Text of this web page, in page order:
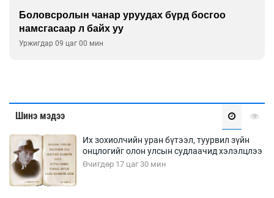
Боловсролын чанар уруудах бүрд босгоо
намсгасаар л байх уу
Уржигдар 09 цаг 00 мин
Шинэ мэдээ
Их зохиолчийн уран бүтээл, туурвил зүйн
онцлогийг олон улсын судлаачид хэлэлцлээ
Өчигдөр 17 цаг 30 мин